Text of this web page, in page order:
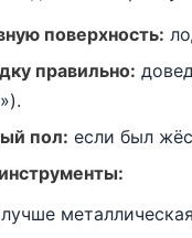
поверхность:
правильно:
пол: если был